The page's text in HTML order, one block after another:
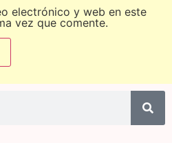
electrónico y web en este
vez que comente.